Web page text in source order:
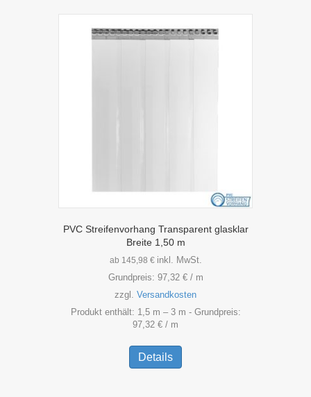
Varianten
auf.
Die
PVC Streifenvorhang Transparent glasklar
Breite 1,50 m
ab 145,98 € inkl. MwSt.
Grundpreis: 97,32 €/ m
zzgl. Versandkosten
Produkt enthält: 1,5 m – 3 m - Grundpreis:
97,32 € / m
Details
weist